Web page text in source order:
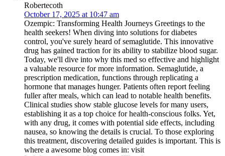
Robertecoth
October 17, 2025 at 10:47 am
Ozempic: Transforming Health Journeys Greetings to the
health seekers! When diving into solutions for diabetes
control, you've surely heard of semaglutide. This innovative
drug has gained traction for its ability to stabilize blood sugar.
Today, we'll dive into why this med so effective and highlight
a valuable resource for more information. Semaglutide, a
prescription medication, functions through replicating a
hormone that manages hunger. Patients often report feeling
fuller after meals, which can lead to notable health benefits.
Clinical studies show stable glucose levels for many users,
establishing it as a top choice for health-conscious folks. Yet,
with any drug, it comes with potential side effects, including
nausea, so knowing the details is crucial. To those exploring
this treatment, discovering detailed guides is important. This is
where a awesome blog comes in: visit